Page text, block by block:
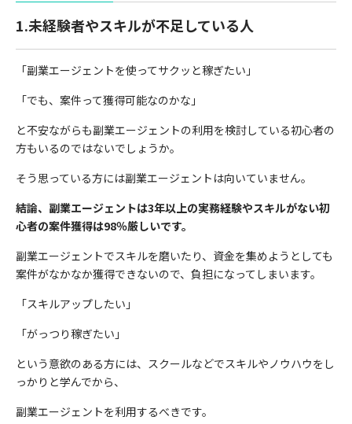
1.未経験者やスキルが不足している人
「副業エージェントを使ってサクッと稼ぎたい」
「でも、案件って獲得可能なのかな」
と不安ながらも副業エージェントの利用を検討している初心者の
方もいるのではないでしょうか。
そう思っている方には副業エージェントは向いていません。
結論、副業エージェントは3年以上の実務経験やスキルがない初
心者の案件獲得は98％厳しいです。
副業エージェントでスキルを磨いたり、資金を集めようとしても
案件がなかなか獲得できないので、負担になってしまいます。
「スキルアップしたい」
「がっつり稼ぎたい」
という意欲のある方には、スクールなどでスキルやノウハウをし
っかりと学んでから、
副業エージェントを利用するべきです。